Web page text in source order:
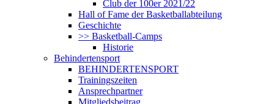
Club der 100er 2021/22
Hall of Fame der Basketballabteilung
Geschichte
>> Basketball-Camps
Historie
Behindertensport
BEHINDERTENSPORT
Trainingszeiten
Ansprechpartner
Mitgliedsbeitrag